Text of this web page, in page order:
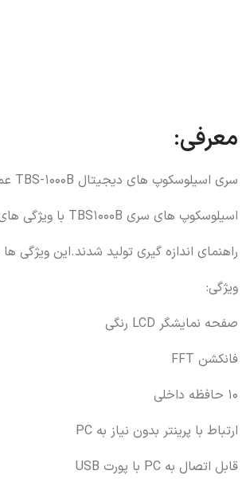
معرفی:
سری اسیلوسکوپ های دیجیتال TBS-1000B عملکرد مقرون به صرفه ای را در یک طراحی فشرده به شما ارائه می دهد.
اسیلوسکوپ های سری TBS1000B با ویژگی های استاندارد از جمله اتصال USB اندازه گیری خودکار،
راهنمای اندازه گیری تولید شدند.این ویژگی ها
ویژگی:
صفحه نمایشگر LCD رنگی
فانکشن FFT
10 حافظه داخلی
ارتباط با پرینتر بدون نیاز به PC
قابل اتصال به PC با پورت USB